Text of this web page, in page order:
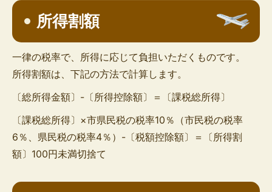
所得割額
一律の税率で、所得に応じて負担いただくものです。
所得割額は、下記の方法で計算します。
〔総所得金額〕-〔所得控除額〕＝〔課税総所得〕
〔課税総所得〕×市県民税の税率10％（市民税の税率
6％、県民税の税率4％）-〔税額控除額〕＝〔所得割
額〕100円未満切捨て